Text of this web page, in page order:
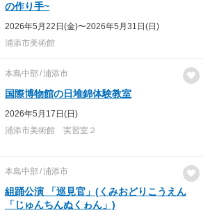
の作り手~
2026年5月22日(金)〜2026年5月31日(日)
浦添市美術館
本島中部 浦添市
国際博物館の日堆錦体験教室
2026年5月17日(日)
浦添市美術館 実習室２
本島中部 浦添市
組踊公演 「巡見官」(くみおどりこうえん
「じゅんちんぬくゎん」)